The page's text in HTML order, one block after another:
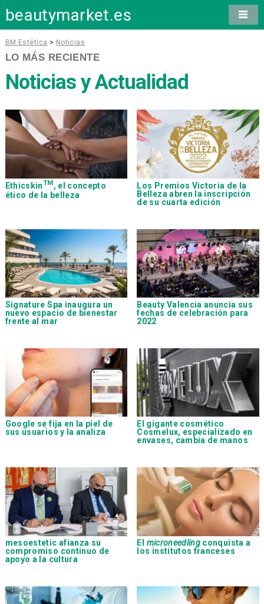
beautymarket.es
BM Estética > Noticias
LO MÁS RECIENTE
Noticias y Actualidad
EthicskinTM, el concepto
ético de la belleza
Los Premios Victoria de la
Belleza abren la inscripción
de su cuarta edición
Signature Spa inaugura un
nuevo espacio de bienestar
frente al mar
Beauty Valencia anuncia sus
fechas de celebración para
2022
Google se fija en la piel de
sus usuarios y la analiza
El gigante cosmético
Cosmelux, especializado en
envases, cambia de manos
mesoestetic afianza su
compromiso continuo de
apoyo a la cultura
El microneedling conquista a
los institutos franceses